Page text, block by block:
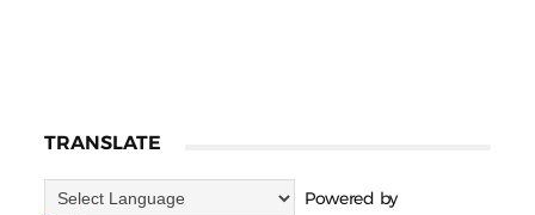
TRANSLATE
Powered by